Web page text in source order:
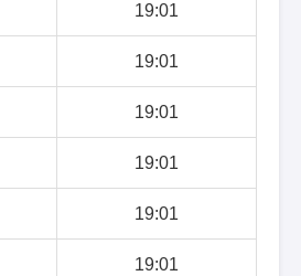
19:01
19:01
19:01
19:01
19:01
19:01